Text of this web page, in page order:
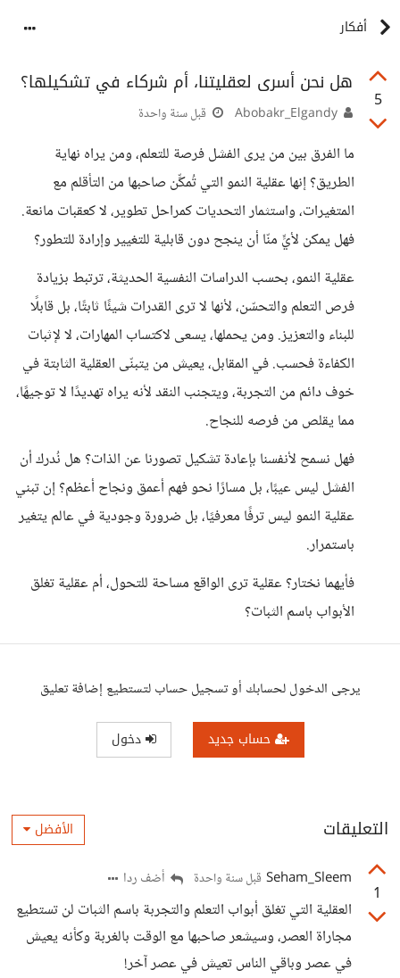
أفكار
5
هل نحن أسرى لعقليتنا، أم شركاء في تشكيلها؟
قبل سنة واحدة
ما الفرق بين من يرى الفشل فرصة للتعلم، ومن يراه نهاية
الطريق؟ إنها عقلية النمو التي تُمكِّن صاحبها من التأقلم مع
المتغيرات، واستثمار التحديات كمراحل تطوير، لا كعقبات مانعة.
فهل يمكن لأيٍّ منّا أن ينجح دون قابلية للتغيير وإرادة للتطور؟
عقلية النمو، بحسب الدراسات النفسية الحديثة، ترتبط بزيادة
فرص التعلم والتحسّن، لأنها لا ترى القدرات شيئًا ثابتًا، بل قابلًا
للبناء والتعزيز. ومن يحملها، يسعى لاكتساب المهارات، لا لإثبات
الكفاءة فحسب. في المقابل، يعيش من يتبنّى العقلية الثابتة في
خوف دائم من التجربة، ويتجنب النقد لأنه يراه تهديدًا لا توجيهًا،
مما يقلص من فرصه للنجاح.
فهل نسمح لأنفسنا بإعادة تشكيل تصورنا عن الذات؟ هل نُدرك أن
الفشل ليس عيبًا، بل مسارًا نحو فهم أعمق ونجاح أعظم؟ إن تبني
عقلية النمو ليس ترفًا معرفيًا، بل ضرورة وجودية في عالم يتغير
باستمرار.
فأيهما نختار؟ عقلية ترى الواقع مساحة للتحول، أم عقلية تغلق
الأبواب باسم الثبات؟
يرجى الدخول لحسابك أو تسجيل حساب لتستطيع إضافة تعليق
حساب جديد دخول
التعليقات الأفضل
1
Seham_Sleem قبل سنة واحدة أضف ردا
العقلية التي تغلق أبواب التعلم والتجربة باسم الثبات لن تستطيع
مجاراة العصر، وسيشعر صاحبها مع الوقت بالغربة وكأنه يعيش
في عصر وباقي الناس تعيش في عصر آخر!